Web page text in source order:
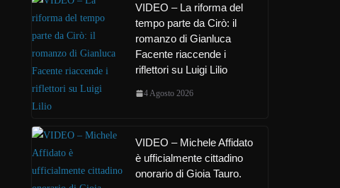
VIDEO – La riforma del
tempo parte da Cirò: il
romanzo di Gianluca
Facente riaccende i
riflettori su Luigi Lilio
4 Agosto 2026
VIDEO – Michele Affidato
è ufficialmente cittadino
onorario di Gioia Tauro.